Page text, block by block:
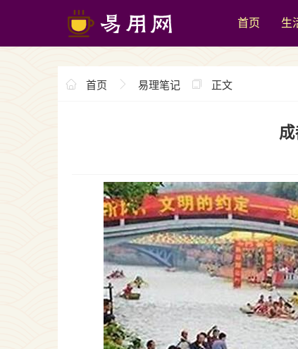
首页 生
首页 易理笔记 正文